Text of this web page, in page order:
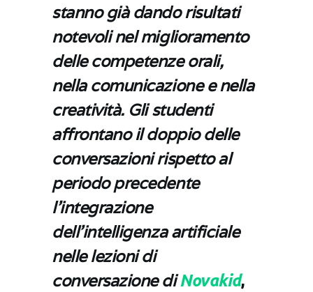
stanno già dando risultati
notevoli nel miglioramento
delle competenze orali,
nella comunicazione e nella
creatività. Gli studenti
affrontano il doppio delle
conversazioni rispetto al
periodo precedente
l’integrazione
dell’intelligenza artificiale
nelle lezioni di
conversazione diNovakid,